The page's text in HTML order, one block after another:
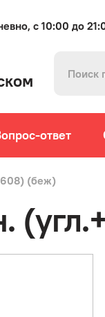
с 10:00 до
ответ
(беж)